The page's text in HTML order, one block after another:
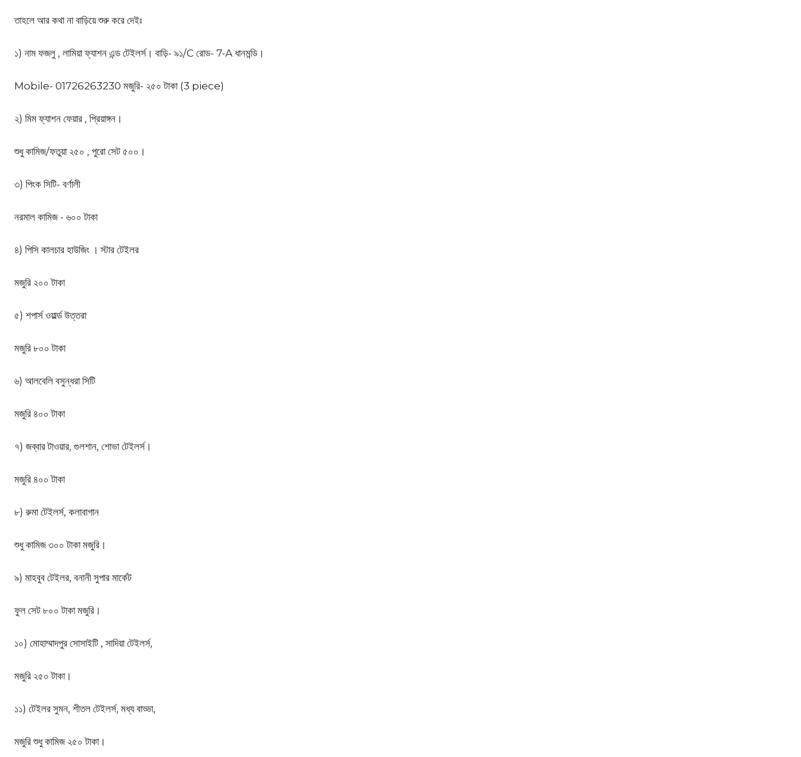
তাহলে আর কথা না বাড়িয়ে শুরু করে দেইঃ
১) নাম ফজলু , লামিয়া ফ্যাশন এন্ড টেইলর্স। বাড়ি- ৯১/C রোড- 7-A ধানমন্ডি।
Mobile- 01726263230 মজুরি- ২৫০ টাকা (3 piece)
২) মিম ফ্যাশন ফেয়ার , প্রিয়াঙ্গন।
শুধু কামিজ/ফতুয়া ২৫০ , পুরো সেট ৫০০।
৩) পিংক সিটি- বর্ণালী
নরমাল কামিজ - ৬০০ টাকা
৪) পিসি কালচার হাউজিং । স্টার টেইলর
মজুরি ২০০ টাকা
৫) শপার্স ওয়ার্ল্ড উত্তরা
মজুরি ৮০০ টাকা
৬) আলবেলি বসুন্ধরা সিটি
মজুরি ৪০০ টাকা
৭) জব্বার টাওয়ার, গুলশান, শোভা টেইলর্স।
মজুরি ৪০০ টাকা
৮) রুমা টেইলর্স, কলাবাগান
শুধু কামিজ ৩০০ টাকা মজুরি।
৯) মাহবুব টেইলর, বনানী সুপার মার্কেট
ফুল সেট ৮০০ টাকা মজুরি।
১০) মোহাম্মাদপুর সোসাইটি , সাদিয়া টেইলর্স,
মজুরি ২৫০ টাকা।
১১) টেইলর সুমন, শীতল টেইলর্স, মধ্য বাড্ডা,
মজুরি শুধু কামিজ ২৫০ টাকা।